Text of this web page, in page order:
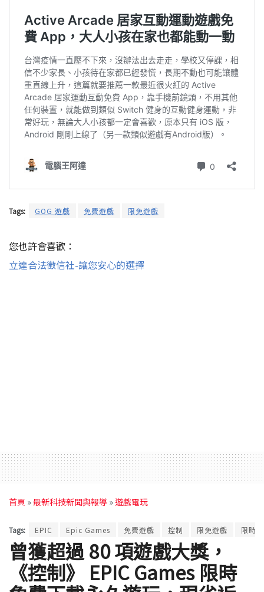
Tags: GOG 遊戲 免費遊戲 限免遊戲
您也許會喜歡：
立達合法徵信社-讓您安心的選擇
首頁 »最新科技新聞與報導 »遊戲電玩
Tags: EPIC Epic Games 免費遊戲 控制 限免遊戲 限時
曾獲超過 80 項遊戲大獎，
《控制》 EPIC Games 限時